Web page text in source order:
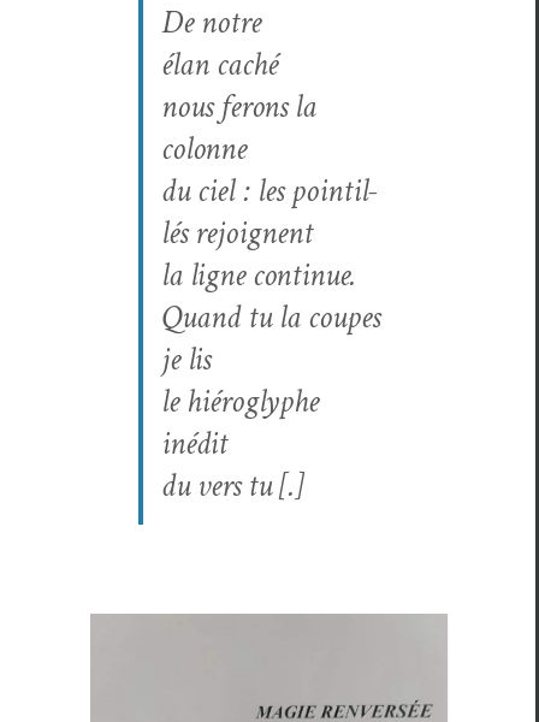
De notre
élan caché
nous fer­ons la
colonne
du ciel : les pointil­
lés rejoignent
la ligne continue.
Quand tu la coupes
je lis
le hiéro­glyphe
inédit
du vers tu [.]